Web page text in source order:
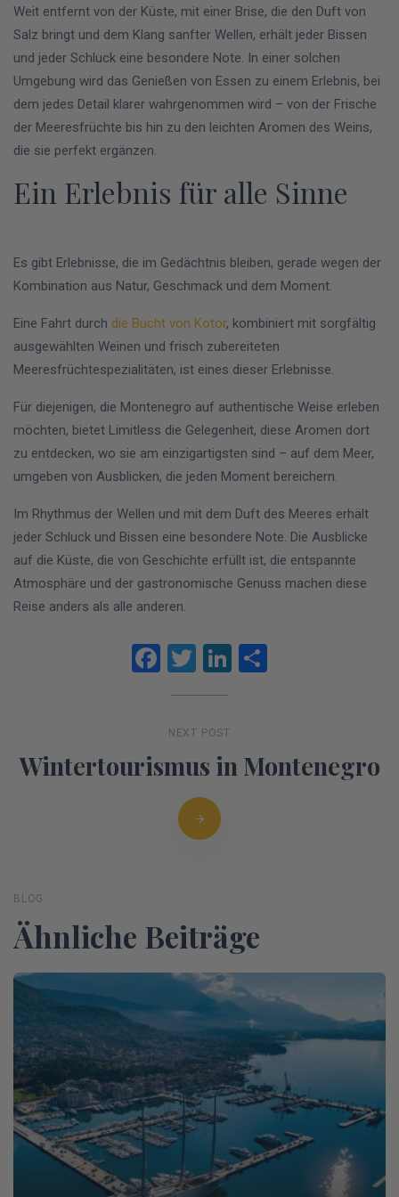
Weit entfernt von der Küste, mit einer Brise, die den Duft von
Salz bringt und dem Klang sanfter Wellen, erhält jeder Bissen
und jeder Schluck eine besondere Note. In einer solchen
Umgebung wird das Genießen von Essen zu einem Erlebnis, bei
dem jedes Detail klarer wahrgenommen wird – von der Frische
der Meeresfrüchte bis hin zu den leichten Aromen des Weins,
die sie perfekt ergänzen.
Ein Erlebnis für alle Sinne
Es gibt Erlebnisse, die im Gedächtnis bleiben, gerade wegen der
Kombination aus Natur, Geschmack und dem Moment.
Eine Fahrt durch die Bucht von Kotor, kombiniert mit sorgfältig
ausgewählten Weinen und frisch zubereiteten
Meeresfrüchtespezialitäten, ist eines dieser Erlebnisse.
Für diejenigen, die Montenegro auf authentische Weise erleben
möchten, bietet Limitless die Gelegenheit, diese Aromen dort
zu entdecken, wo sie am einzigartigsten sind – auf dem Meer,
umgeben von Ausblicken, die jeden Moment bereichern.
Im Rhythmus der Wellen und mit dem Duft des Meeres erhält
jeder Schluck und Bissen eine besondere Note. Die Ausblicke
auf die Küste, die von Geschichte erfüllt ist, die entspannte
Atmosphäre und der gastronomische Genuss machen diese
Reise anders als alle anderen.
Facebook
TwitterLinkedIn
NEXT POST
Wintertourismus in Montenegro
BLOG
Ähnliche Beiträge